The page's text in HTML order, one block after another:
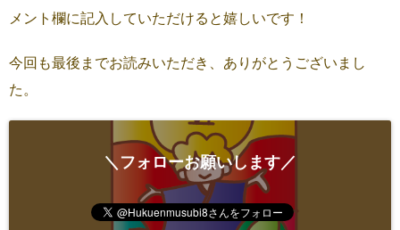
メント欄に記入していただけると嬉しいです！
今回も最後までお読みいただき、ありがとうございまし
た。
＼フォローお願いします／